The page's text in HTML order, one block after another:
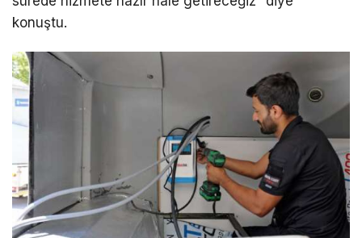
konuştu.